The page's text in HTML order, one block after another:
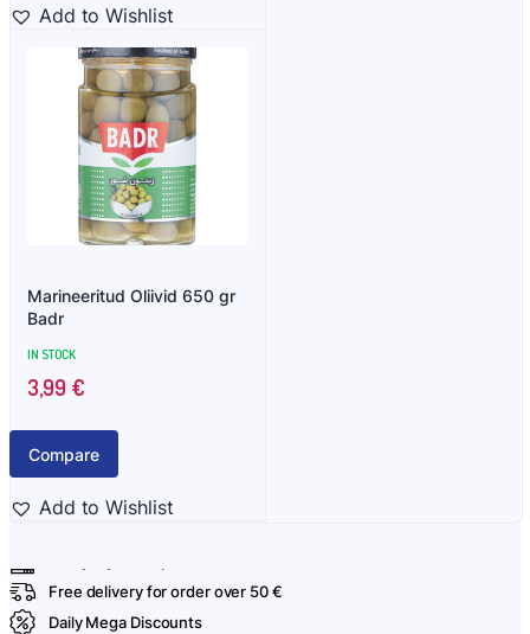
Add to Wishlist
Marineeritud Oliivid 650 gr
Badr
IN STOCK
3,99 €
Compare
Add to Wishlist
Free delivery for order over 50 €
Daily Mega Discounts